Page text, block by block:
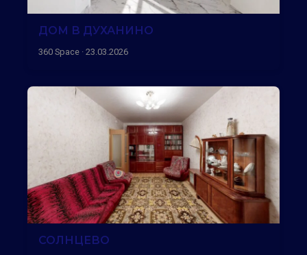
ДОМ В ДУХАНИНО
360 Space · 23.03.2026
СОЛНЦЕВО